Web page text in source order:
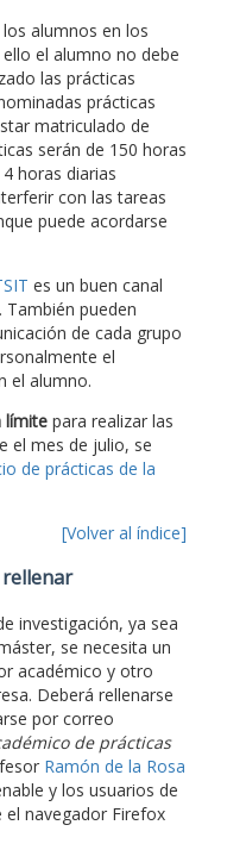
alumnos en los
el alumno no debe
las prácticas
prácticas
matriculado de
serán de 150 horas
horas diarias
con las tareas
puede acordarse
es un buen canal
También pueden
de cada grupo
el
el alumno.
límite para realizar las
el mes de julio, se
de prácticas de la
[Volver al índice]
investigación, ya sea
se necesita un
académico y otro
Deberá rellenarse
por correo
de prácticas
Ramón de la Rosa
y los usuarios de
el navegador Firefox